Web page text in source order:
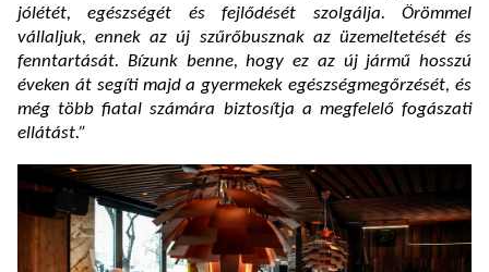
jólétét, egészségét és fejlődését szolgálja. Örömmel
vállaljuk, ennek az új szűrőbusznak az üzemeltetését és
fenntartását. Bízunk benne, hogy ez az új jármű hosszú
éveken át segíti majd a gyermekek egészségmegőrzését, és
még több fiatal számára biztosítja a megfelelő fogászati
ellátást.”